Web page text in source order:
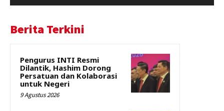
Berita Terkini
Pengurus INTI Resmi
Dilantik, Hashim Dorong
Persatuan dan Kolaborasi
untuk Negeri
9 Agustus 2026